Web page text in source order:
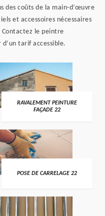
des coûts de la main-d’œuvre
et accessoires nécessaires
le peintre
tarif accessible.
RAVALEMENT PEINTURE
FAÇADE 22
POSE DE CARRELAGE 22